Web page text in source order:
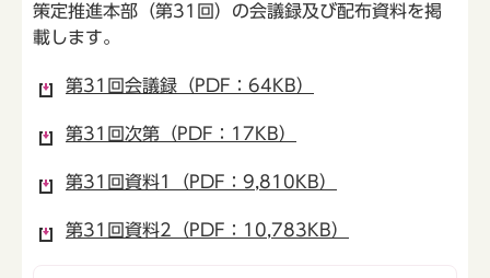
策定推進本部（第31回）の会議録及び配布資料を掲
載します。
第31回会議録（PDF：64KB）
第31回次第（PDF：17KB）
第31回資料1（PDF：9,810KB）
第31回資料2（PDF：10,783KB）